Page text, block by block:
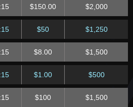
$55.00 $15,000
$5.50 $3,500
$30.00 $6,000
$10.00 $800
$2 $300
$100.00 $2,000
$30.00 $1,250
$8.00 $750
$150.00 $2,000
$50 $1,250
$8.00 $1,500
$1.00 $500
$100 $1,500